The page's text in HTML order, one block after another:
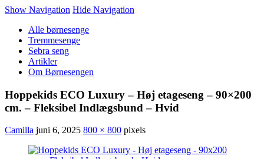
Show Navigation Hide Navigation
Alle børnesenge
Tremmesenge
Sebra seng
Artikler
Om Børnesengen
Hoppekids ECO Luxury – Høj etageseng – 90×200
cm. – Fleksibel Indlægsbund – Hvid
Camilla juni 6, 2025 800 × 800 pixels